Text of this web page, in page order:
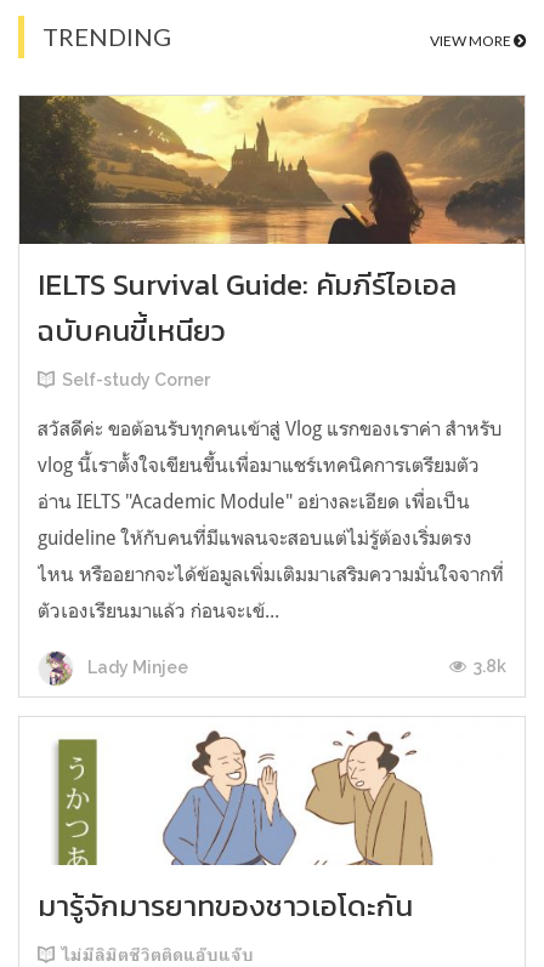
TRENDING VIEW MORE
IELTS Survival Guide: คัมภีร์ไอเอล
ฉบับคนขี้เหนียว
Self-study Corner
สวัสดีค่ะ ขอต้อนรับทุกคนเข้าสู่ Vlog แรกของเราค่า สำหรับ
vlog นี้เราตั้งใจเขียนขึ้นเพื่อมาแชร์เทคนิคการเตรียมตัว
อ่าน IELTS "Academic Module" อย่างละเอียด เพื่อเป็น
guideline ให้กับคนที่มีแพลนจะสอบแต่ไม่รู้ต้องเริ่มตรง
ไหน หรืออยากจะได้ข้อมูลเพิ่มเติมมาเสริมความมั่นใจจากที่
ตัวเองเรียนมาแล้ว ก่อนจะเข้...
Lady Minjee 3.8k
มารู้จักมารยาทของชาวเอโดะกัน
ไม่มีลิมิตชีวิตติดแอ๊บแจ๊บ